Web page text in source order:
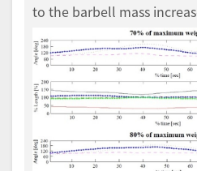
to the barbell mass